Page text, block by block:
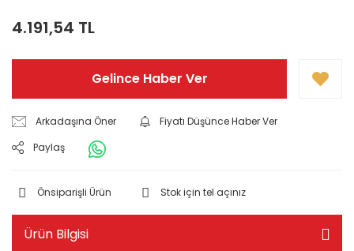
4.191,54 TL
Gelince Haber Ver
Arkadaşına Öner
Fiyatı Düşünce Haber Ver
Paylaş
Önsiparişli Ürün Stok için tel açınız
Ürün Bilgisi